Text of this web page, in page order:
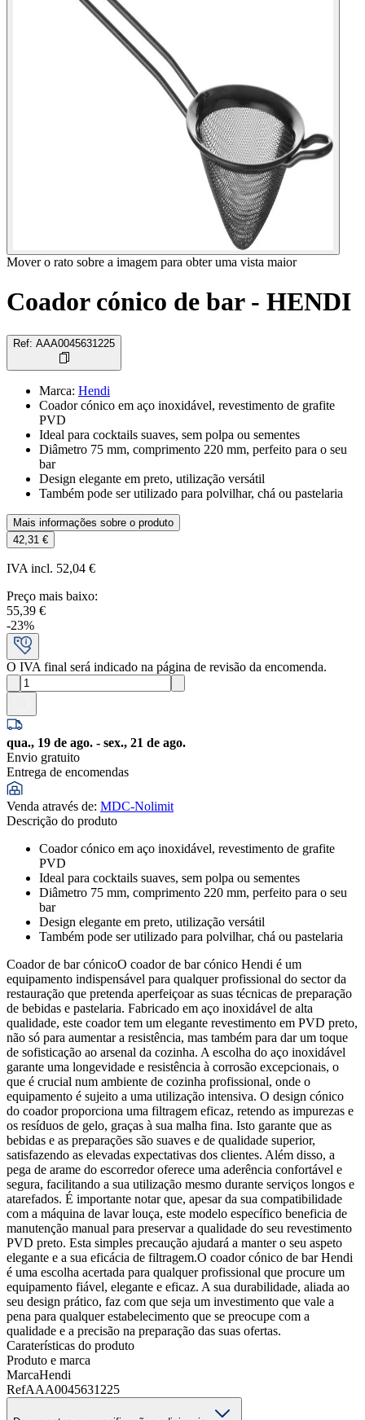
Mover o rato sobre a imagem para obter uma vista maior
Coador cónico de bar - HENDI
Ref: AAA0045631225
Marca: Hendi
Coador cónico em aço inoxidável, revestimento de grafite
PVD
Ideal para cocktails suaves, sem polpa ou sementes
Diâmetro 75 mm, comprimento 220 mm, perfeito para o seu
bar
Design elegante em preto, utilização versátil
Também pode ser utilizado para polvilhar, chá ou pastelaria
Mais informações sobre o produto
42,31 €
IVA incl. 52,04 €
Preço mais baixo:
55,39 €
-23%
O IVA final será indicado na página de revisão da encomenda.
qua., 19 de ago. - sex., 21 de ago.
Envio gratuito
Entrega de encomendas
Venda através de: MDC-Nolimit
Descrição do produto
Coador cónico em aço inoxidável, revestimento de grafite
PVD
Ideal para cocktails suaves, sem polpa ou sementes
Diâmetro 75 mm, comprimento 220 mm, perfeito para o seu
bar
Design elegante em preto, utilização versátil
Também pode ser utilizado para polvilhar, chá ou pastelaria
Coador de bar cónicoO coador de bar cónico Hendi é um
equipamento indispensável para qualquer profissional do sector da
restauração que pretenda aperfeiçoar as suas técnicas de preparação
de bebidas e pastelaria. Fabricado em aço inoxidável de alta
qualidade, este coador tem um elegante revestimento em PVD preto,
não só para aumentar a resistência, mas também para dar um toque
de sofisticação ao arsenal da cozinha. A escolha do aço inoxidável
garante uma longevidade e resistência à corrosão excepcionais, o
que é crucial num ambiente de cozinha profissional, onde o
equipamento é sujeito a uma utilização intensiva. O design cónico
do coador proporciona uma filtragem eficaz, retendo as impurezas e
os resíduos de gelo, graças à sua malha fina. Isto garante que as
bebidas e as preparações são suaves e de qualidade superior,
satisfazendo as elevadas expectativas dos clientes. Além disso, a
pega de arame do escorredor oferece uma aderência confortável e
segura, facilitando a sua utilização mesmo durante serviços longos e
atarefados. É importante notar que, apesar da sua compatibilidade
com a máquina de lavar louça, este modelo específico beneficia de
manutenção manual para preservar a qualidade do seu revestimento
PVD preto. Esta simples precaução ajudará a manter o seu aspeto
elegante e a sua eficácia de filtragem.O coador cónico de bar Hendi
é uma escolha acertada para qualquer profissional que procure um
equipamento fiável, elegante e eficaz. A sua durabilidade, aliada ao
seu design prático, faz com que seja um investimento que vale a
pena para qualquer estabelecimento que se preocupe com a
qualidade e a precisão na preparação das suas ofertas.
Caraterísticas do produto
Produto e marca
MarcaHendi
RefAAA0045631225